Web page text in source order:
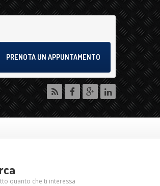
PRENOTA UN APPUNTAMENTO
quanto che ti interessa